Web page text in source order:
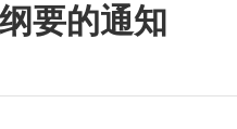
要的通知